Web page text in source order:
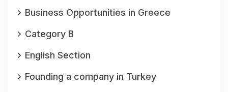
Business Opportunities in Greece
Category B
English Section
Founding a company in Turkey